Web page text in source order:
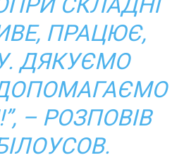
ПРАЦЮЄ,
ДЯКУЄМО
– РОЗПОВІВ